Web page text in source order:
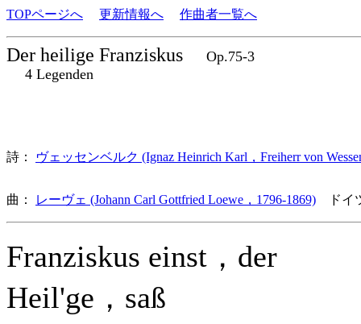
TOPページへ 更新情報へ 作曲者一覧へ
Der heilige Franziskus
Op.75-3
4 Legenden
詩： ヴェッセンベルク (Ignaz Heinrich Karl，Freiherr von
曲： レーヴェ (Johann Carl Gottfried Loewe，1796-1869) ドイ
Franziskus einst，der
Heil'ge，saß